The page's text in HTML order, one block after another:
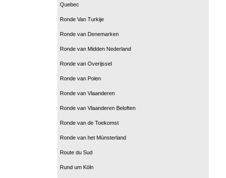
Quebec
Ronde Van Turkije
Ronde van Denemarken
Ronde van Midden Nederland
Ronde van Overijssel
Ronde van Polen
Ronde van Vlaanderen
Ronde van Vlaanderen Beloften
Ronde van de Toekomst
Ronde van het Münsterland
Route du Sud
Rund um Köln